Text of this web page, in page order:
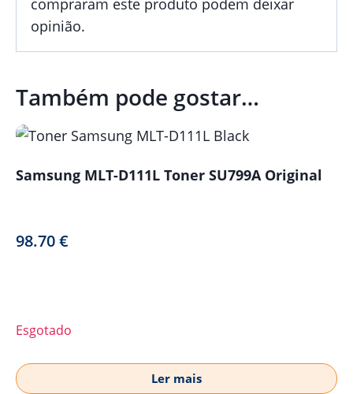
compraram este produto podem deixar
opinião.
Também pode gostar…
Samsung MLT-D111L Toner SU799A Original
98.70€
Esgotado
Ler mais